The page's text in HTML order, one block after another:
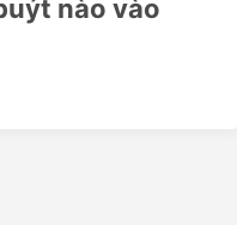
nào vào